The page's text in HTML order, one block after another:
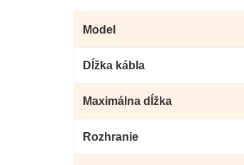
Model
Dĺžka kábla
Maximálna dĺžka
Rozhranie